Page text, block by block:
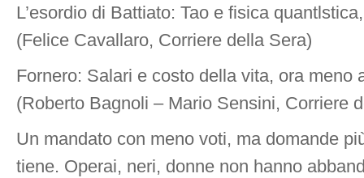
L’esordio di Battiato: Tao e fisica
(Felice Cavallaro, Corriere della Sera)
Fornero: Salari e costo della vita, ora meno
(Roberto Bagnoli – Mario Sensini, Corriere
Un mandato con meno voti, ma domande
tiene. Operai, neri, donne non hanno